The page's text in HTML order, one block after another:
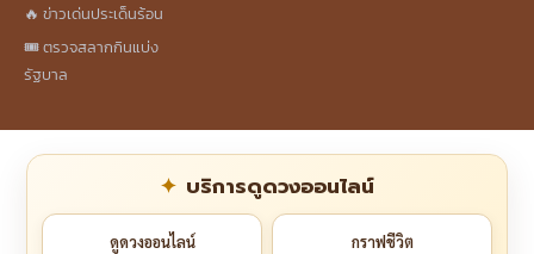
🔥 ข่าวเด่นประเด็นร้อน
🎟️ ตรวจสลากกินแบ่ง
รัฐบาล
บริการดูดวงออนไลน์
ดูดวงออนไลน์ กราฟชีวิต